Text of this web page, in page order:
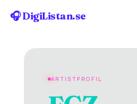
🎧 DigiListan.se
ARTISTPROFIL